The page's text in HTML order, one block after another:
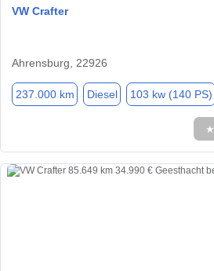
VW Crafter
Ahrensburg, 22926
237.000 km Diesel 103 kw (140 PS)
★